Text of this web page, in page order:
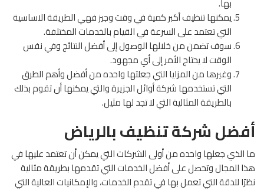
يمكنها تنظيف أكبر كمية في وقت وجيز فهي الطريقة الاساسية
التي تعتمد على السرعة في القيام بالخدمات المختلفة.
سوف تضمن من خلالها الوصول إلى أفضل النتائج وفي نفس
الوقت لا يحتاج الأمر إلى أي مجهود.
وغيرها من المزايا التي جعلتها واحده من أفضل وأهم الطرق
التي تستخدمها شركة أوائل الجزيرة والتي يمكنها أن تقوم بذلك
بالطريقة المثالية التي لا تجد لها مثيل.
أفضل شركة تنظيف بالرياض
ما الذي جعلها واحده من أولى الشركات التي يمكن أن تعتمد عليها في
هذا المجال وتحصل على أفضل الخدمات التي تقدمها بطريقة مثالية
نظرًا للدقة التي تعمل بها في تقدم الخدمات، والإمكانيات العالية التي